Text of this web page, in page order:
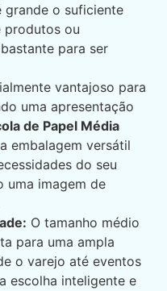
grande o suficiente
produtos ou
para ser
vantajoso para
uma apresentação
de Papel Média
embalagem versátil
do seu
uma imagem de
O tamanho médio
para uma ampla
o varejo até eventos
escolha inteligente e